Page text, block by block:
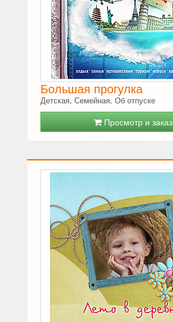
Большая прогулка
Детская, Семейная, Об отпуске
Просмотр и заказ